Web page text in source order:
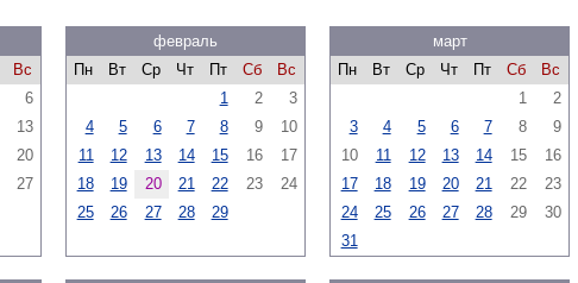
Вс
6
13
20
27
февраль
Пн
Вт Ср Чт Пт Сб
Вс
1
2
3
4
5 6 7 8 9
10
11
12 13 14 15 16
17
18
19 20 21 22 23
24
25
26 27 28 29
март
Пн
Вт Ср Чт Пт Сб
Вс
1
2
3
4 5 6 7 8
9
10
11 12 13 14 15
16
17
18 19 20 21 22
23
24
25 26 27 28 29
30
31